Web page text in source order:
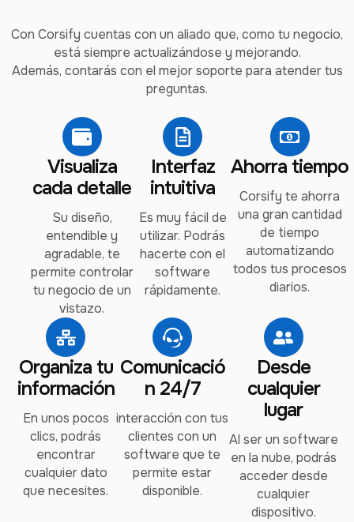
Con Corsify cuentas con un aliado que, como tu negocio,
está siempre actualizándose y mejorando.
Además, contarás con el mejor soporte para atender tus
preguntas.
Organiza tu
información
En unos pocos
clics, podrás
encontrar
cualquier dato
que necesites.
Comunicació
n 24/7
interacción con tus
clientes con un
software que te
permite estar
disponible.
Desde
cualquier
lugar
Al ser un software
en la nube, podrás
acceder desde
cualquier
dispositivo.
Visualiza
cada detalle
Su diseño,
entendible y
agradable, te
permite controlar
tu negocio de un
vistazo.
Interfaz
intuitiva
Es muy fácil de
utilizar. Podrás
hacerte con el
software
rápidamente.
Ahorra tiempo
Corsify te ahorra
una gran cantidad
de tiempo
automatizando
todos tus procesos
diarios.